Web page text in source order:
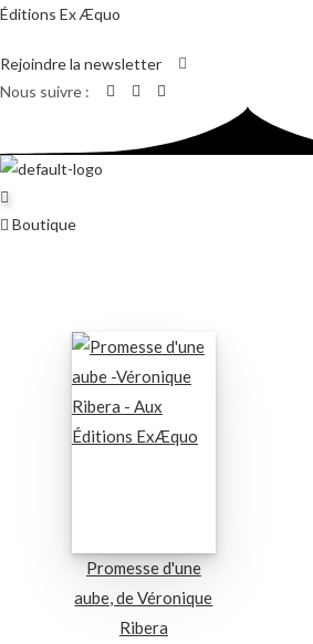
Skip
content
Éditions Ex Æquo
Rejoindre la newsletter
Nous suivre :
Boutique
Promesse d'une
aube, de Véronique
Ribera